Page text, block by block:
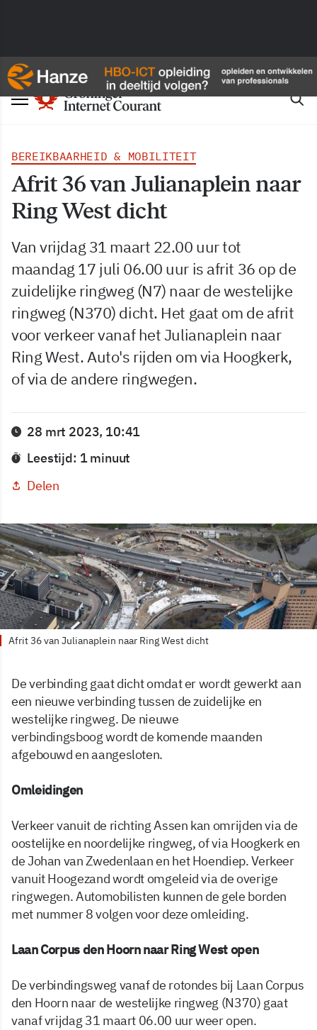
BEREIKBAARHEID & MOBILITEIT
Afrit 36 van Julianaplein naar
Ring West dicht
Van vrijdag 31 maart 22.00 uur tot
maandag 17 juli 06.00 uur is afrit 36 op de
zuidelijke ringweg (N7) naar de westelijke
ringweg (N370) dicht. Het gaat om de afrit
voor verkeer vanaf het Julianaplein naar
Ring West. Auto's rijden om via Hoogkerk,
of via de andere ringwegen.
28 mrt 2023, 10:41
Leestijd: 1 minuut
Delen
Afrit 36 van Julianaplein naar Ring West dicht
De verbinding gaat dicht omdat er wordt gewerkt aan
een nieuwe verbinding tussen de zuidelijke en
westelijke ringweg. De nieuwe
verbindingsboog wordt de komende maanden
afgebouwd en aangesloten.
Omleidingen
Verkeer vanuit de richting Assen kan omrijden via de
oostelijke en noordelijke ringweg, of via Hoogkerk en
de Johan van Zwedenlaan en het Hoendiep. Verkeer
vanuit Hoogezand wordt omgeleid via de overige
ringwegen. Automobilisten kunnen de gele borden
met nummer 8 volgen voor deze omleiding.
Laan Corpus den Hoorn naar Ring West open
De verbindingsweg vanaf de rotondes bij Laan Corpus
den Hoorn naar de westelijke ringweg (N370) gaat
vanaf vrijdag 31 maart 06.00 uur weer open.